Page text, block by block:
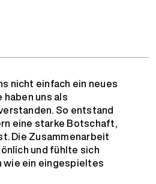
nicht einfach ein neues
uns als
So entstand
eine starke Botschaft,
Die Zusammenarbeit
und fühlte sich
wie ein eingespieltes